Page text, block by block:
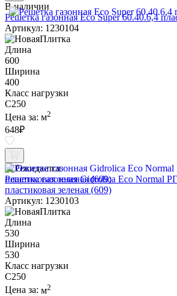
В наличии
Решетка газонная Eco Super 60.40.6,4
Артикул: 1230104
Длина
600
Ширина
400
Класс нагрузки
C250
Цена за: м2
648₽
Ожидается
Решетка газонная Gidrolica Eco Normal
пластиковая зеленая (609)
Артикул: 1230103
Длина
530
Ширина
530
Класс нагрузки
C250
Цена за: м2